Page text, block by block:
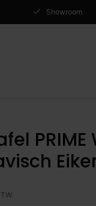
Showroom
PRIME